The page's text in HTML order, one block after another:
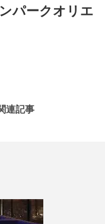
パークオリエ
連記事